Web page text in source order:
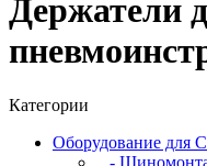
Держатели
Категории
Oбopудoвaниe для
-